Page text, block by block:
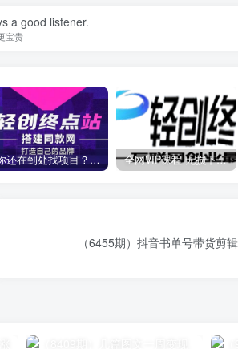
a good listener.
宝贵
你还在到处找项目？还在当韭菜？我靠卖项目一个月收入5万+，曾经我也是个失败者。 全网VIP课程 无损下载~
（6455期）抖音书单号带货剪